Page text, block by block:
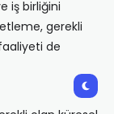
iş birliğini
gerekli
de